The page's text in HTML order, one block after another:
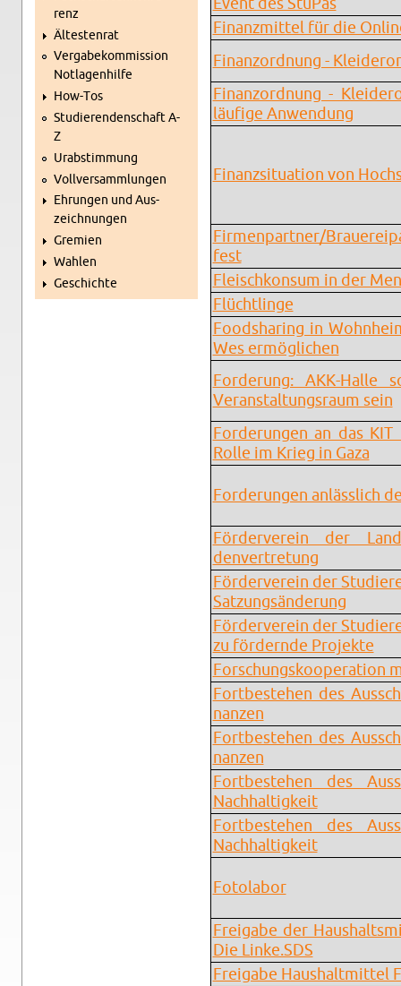
renz
Äl­tes­ten­rat
Ver­ga­be­kom­mis­si­on
Not­la­gen­hil­fe
How-Tos
Stu­die­ren­den­schaft A-
Z
Ur­ab­stim­mung
Voll­ver­samm­lun­gen
Eh­run­gen und Aus­
zeich­nun­gen
Gre­mi­en
Wah­len
Ge­schich­te
Event des Stu­Pas
Fi­nanz­mit­tel für die
Fi­nanz­ord­nung -
Fi­nanz­ord­nung -
läu­fi­ge An­wen­dung
Fi­nanz­si­tua­ti­on von
Fir­men­part­ner/
fest
Fleisch­kon­sum in der
Flücht­lin­ge
Food­sha­ring in
Wes er­mög­li­chen
For­de­rung: AKK-Hal­le
Ver­an­stal­tungs­raum sein
For­de­run­gen an das KIT
Rolle im Krieg in Gaza
For­de­run­gen an­läss­lich
För­der­ver­ein der
den­ver­tre­tung
För­der­ver­ein der
Sat­zungs­än­de­rung
För­der­ver­ein der
zu för­dern­de Pro­jek­te
For­schungs­ko­ope­ra­ti­on
Fort­be­ste­hen des
nan­zen
Fort­be­ste­hen des
nan­zen
Fort­be­ste­hen des
Nach­hal­tig­keit
Fort­be­ste­hen des
Nach­hal­tig­keit
Fo­to­la­bor
Frei­ga­be der
Die Linke.​SDS
Frei­ga­be Haus­halt­mit­tel